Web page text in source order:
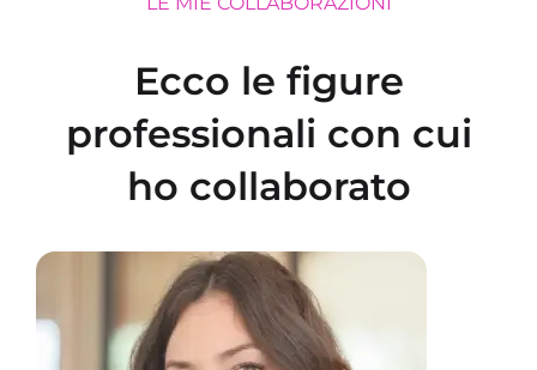
Ecco le figure
professionali con cui
ho collaborato